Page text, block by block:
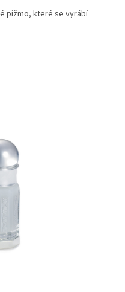
pižmo, které se vyrábí